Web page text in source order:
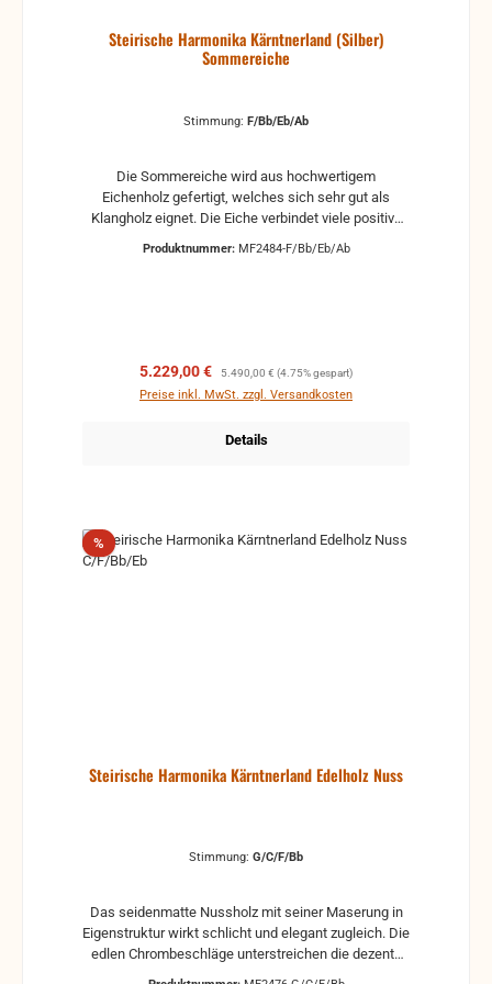
Steirische Harmonika Kärntnerland (Silber)
Sommereiche
Stimmung: F/Bb/Eb/Ab
Die Sommereiche wird aus hochwertigem
Eichenholz gefertigt, welches sich sehr gut als
Klangholz eignet. Die Eiche verbindet viele positive
das leichte Gewicht sorgen für enorme Spielfreude
Leistungsverhältnisse ihrer Klasse.
Produktnummer: MF2484-F/Bb/Eb/Ab
Verkaufspreis:
5.229,00 € Regulärer Preis:
5.490,00 € (4.75% gespart)
Preise inkl. MwSt. zzgl. Versandkosten
Details
%Rabatt
Steirische Harmonika Kärntnerland Edelholz Nuss
Stimmung: G/C/F/Bb
Das seidenmatte Nussholz mit seiner Maserung in
Eigenstruktur wirkt schlicht und elegant zugleich. Die
edlen Chrombeschläge unterstreichen die dezente